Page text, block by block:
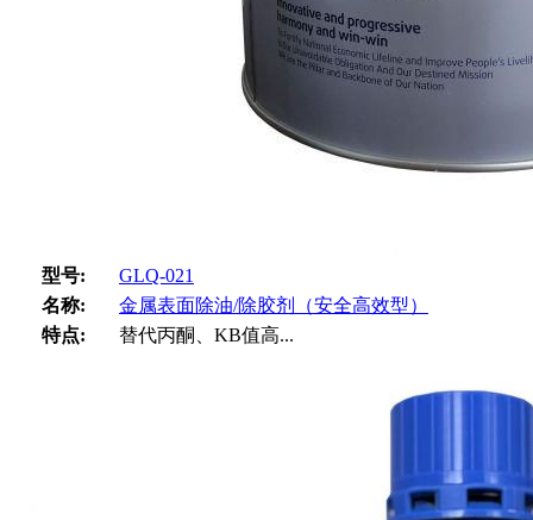
型号:
GLQ-021
名称:
金属表面除油/除胶剂（安全高效型）
特点:
替代丙酮、KB值高...